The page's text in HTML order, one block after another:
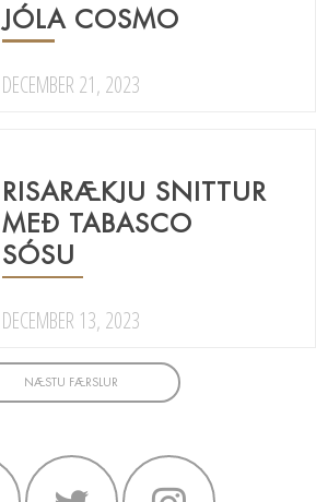
JÓLA COSMO
DECEMBER 21, 2023
RISARÆKJU SNITTUR
MEÐ TABASCO
SÓSU
DECEMBER 13, 2023
NÆSTU FÆRSLUR